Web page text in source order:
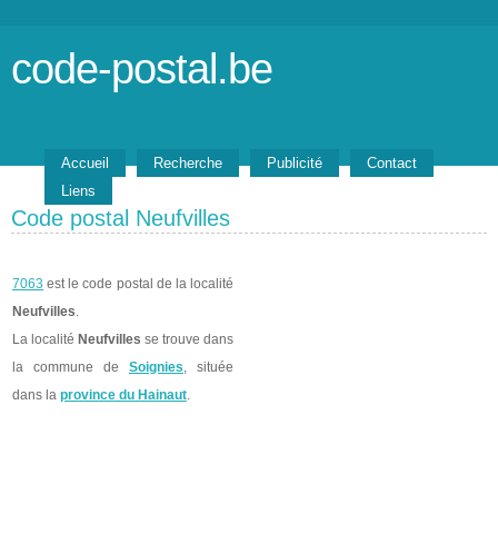
code-postal.be
Accueil Recherche Publicité
Contact
Liens
Code postal Neufvilles
7063 est le code postal de la localité
Neufvilles.
La localité Neufvilles se trouve dans
la commune de Soignies, située
dans la province du Hainaut.